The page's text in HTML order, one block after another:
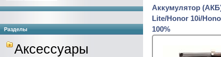
Разделы
Аксессуары
Аккумулятор
Lite/Honor 10i/
100%